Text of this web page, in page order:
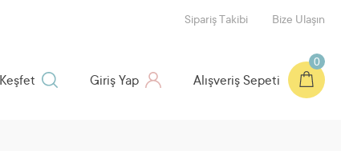
Sipariş Takibi Bize Ulaşın
Alışveriş Sepeti
0
Giriş Yap
Keşfet